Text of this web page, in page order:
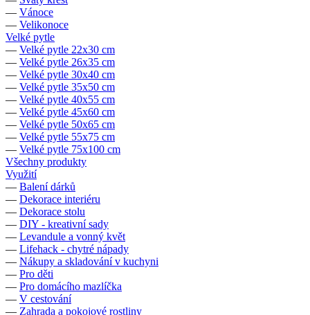
— Vánoce
— Velikonoce
Velké pytle
— Velké pytle 22x30 cm
— Velké pytle 26x35 cm
— Velké pytle 30x40 cm
— Velké pytle 35x50 cm
— Velké pytle 40x55 cm
— Velké pytle 45x60 cm
— Velké pytle 50x65 cm
— Velké pytle 55x75 cm
— Velké pytle 75x100 cm
Všechny produkty
Využití
— Balení dárků
— Dekorace interiéru
— Dekorace stolu
— DIY - kreativní sady
— Levandule a vonný květ
— Lifehack - chytré nápady
— Nákupy a skladování v kuchyni
— Pro děti
— Pro domácího mazlíčka
— V cestování
— Zahrada a pokojové rostliny